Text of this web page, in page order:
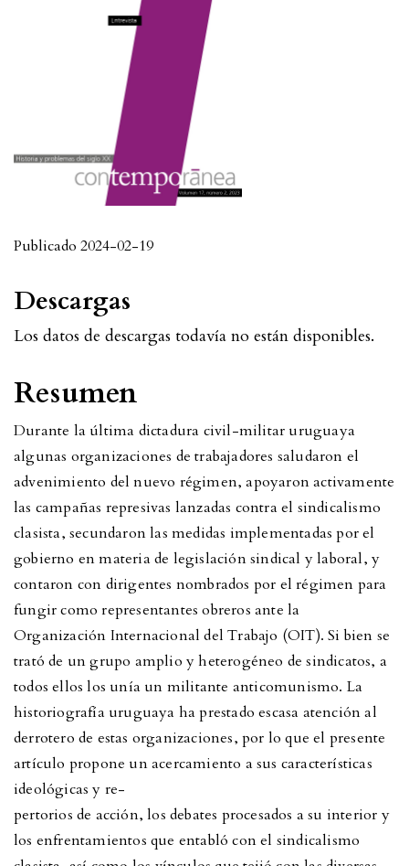
Publicado 2024-02-19
Resumen
Durante la última dictadura civil-militar uruguaya
algunas organizaciones de trabajadores saludaron el
advenimiento del nuevo régimen, apoyaron activamente
las campañas represivas lanzadas contra el sindicalismo
clasista, secundaron las medidas implementadas por el
gobierno en materia de legislación sindical y laboral, y
contaron con dirigentes nombrados por el régimen para
fungir como representantes obreros ante la
Organización Internacional del Trabajo (OIT). Si bien se
trató de un grupo amplio y heterogéneo de sindicatos, a
todos ellos los unía un militante anticomunismo. La
historiografía uruguaya ha prestado escasa atención al
derrotero de estas organizaciones, por lo que el presente
artículo propone un acercamiento a sus características
ideológicas y re-
pertorios de acción, los debates procesados a su interior y
los enfrentamientos que entabló con el sindicalismo
Descargas
Los datos de descargas todavía no están disponibles.